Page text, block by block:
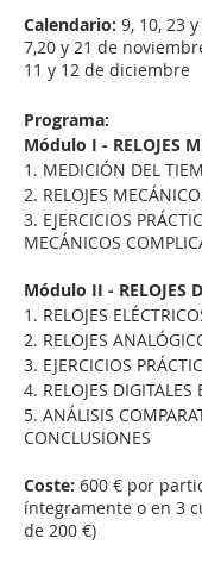
Calendario: 9, 10, 23
7,20 y 21 de
11 y 12 de diciembre
Programa:
Módulo I - RELOJES
1. MEDICIÓN DEL
2. RELOJES
3. EJERCICIOS
MECÁNICOS
Módulo II - RELOJES
1. RELOJES
2. RELOJES
3. EJERCICIOS
4. RELOJES DIGITALES
5. ANÁLISIS
CONCLUSIONES
Coste: 600 € por
íntegramente o en 3
de 200 €)